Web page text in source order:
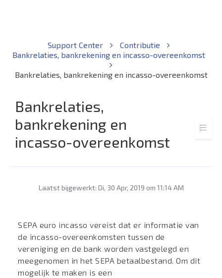
Support Center
Contributie
Bankrelaties, bankrekening en incasso-overeenkomst
Bankrelaties, bankrekening en incasso-overeenkomst
Bankrelaties,
bankrekening en
incasso-overeenkomst
Laatst bijgewerkt: Di, 30 Apr, 2019 om 11:14 AM
SEPA euro incasso vereist dat er informatie van
de incasso-overeenkomsten tussen de
vereniging en de bank worden vastgelegd en
meegenomen in het SEPA betaalbestand. Om dit
mogelijk te maken is een